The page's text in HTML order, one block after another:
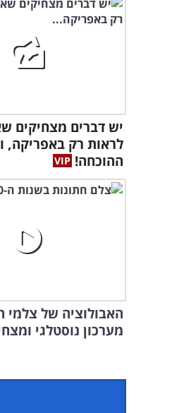
יש דברים מצחיקים
לראות רק באפריקה,
ההוכחה!
האבולוציה של צלמי
מערכון נוסטלגי